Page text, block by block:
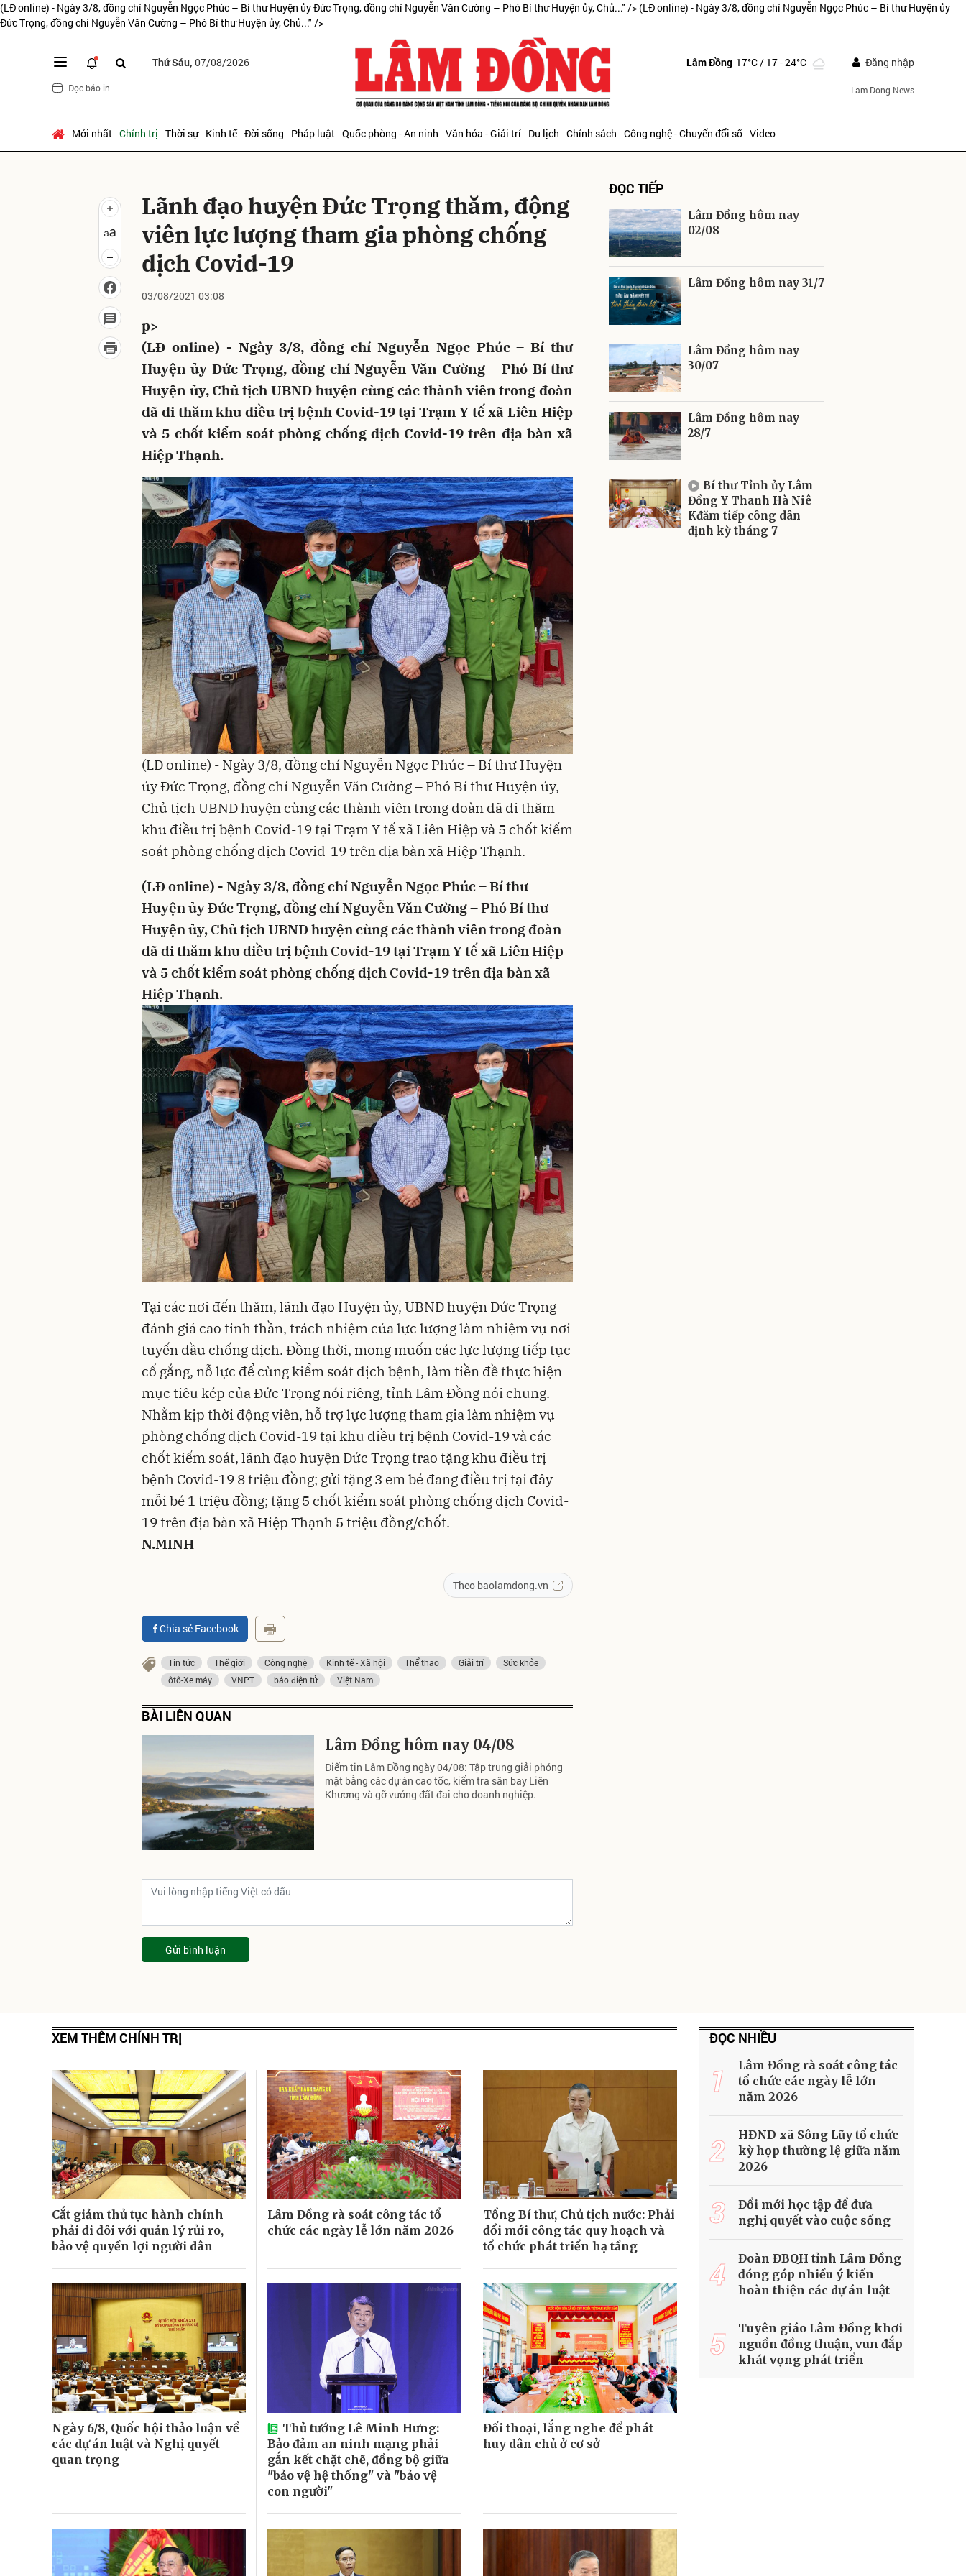
(LĐ online) - Ngày 3/8, đồng chí Nguyễn Ngọc Phúc – Bí thư Huyện ủy Đức Trọng, đồng chí Nguyễn Văn Cường – Phó Bí thư Huyện ủy, Chủ..." /> (LĐ online) - Ngày 3/8, đồng chí Nguyễn Ngọc Phúc – Bí thư Huyện ủy
Đức Trọng, đồng chí Nguyễn Văn Cường – Phó Bí thư Huyện ủy, Chủ..." />
Thứ Sáu, 07/08/2026
Đọc báo in
Lâm Đồng 17°C/ 17 - 24°C Đăng nhập
Lam Dong News
Mới nhất Chính trị Thời sự Kinh tế Đời sống Pháp luật Quốc phòng - An ninh Văn hóa - Giải trí Du lịch Chính sách Công nghệ - Chuyển đổi số Video
Lãnh đạo huyện Đức Trọng thăm, động
viên lực lượng tham gia phòng chống
dịch Covid-19
03/08/2021 03:08
p>
(LĐ online) - Ngày 3/8, đồng chí Nguyễn Ngọc Phúc – Bí thư
Huyện ủy Đức Trọng, đồng chí Nguyễn Văn Cường – Phó Bí thư
Huyện ủy, Chủ tịch UBND huyện cùng các thành viên trong đoàn
đã đi thăm khu điều trị bệnh Covid-19 tại Trạm Y tế xã Liên Hiệp
và 5 chốt kiểm soát phòng chống dịch Covid-19 trên địa bàn xã
Hiệp Thạnh.
(LĐ online) - Ngày 3/8, đồng chí Nguyễn Ngọc Phúc – Bí thư Huyện
ủy Đức Trọng, đồng chí Nguyễn Văn Cường – Phó Bí thư Huyện ủy,
Chủ tịch UBND huyện cùng các thành viên trong đoàn đã đi thăm
khu điều trị bệnh Covid-19 tại Trạm Y tế xã Liên Hiệp và 5 chốt kiểm
soát phòng chống dịch Covid-19 trên địa bàn xã Hiệp Thạnh.
(LĐ online) - Ngày 3/8, đồng chí Nguyễn Ngọc Phúc – Bí thư
Huyện ủy Đức Trọng, đồng chí Nguyễn Văn Cường – Phó Bí thư
Huyện ủy, Chủ tịch UBND huyện cùng các thành viên trong đoàn
đã đi thăm khu điều trị bệnh Covid-19 tại Trạm Y tế xã Liên Hiệp
và 5 chốt kiểm soát phòng chống dịch Covid-19 trên địa bàn xã
Hiệp Thạnh.
Tại các nơi đến thăm, lãnh đạo Huyện ủy, UBND huyện Đức Trọng
đánh giá cao tinh thần, trách nhiệm của lực lượng làm nhiệm vụ nơi
tuyến đầu chống dịch. Đồng thời, mong muốn các lực lượng tiếp tục
cố gắng, nỗ lực để cùng kiểm soát dịch bệnh, làm tiền đề thực hiện
mục tiêu kép của Đức Trọng nói riêng, tỉnh Lâm Đồng nói chung.
Nhằm kịp thời động viên, hỗ trợ lực lượng tham gia làm nhiệm vụ
phòng chống dịch Covid-19 tại khu điều trị bệnh Covid-19 và các
chốt kiểm soát, lãnh đạo huyện Đức Trọng trao tặng khu điều trị
bệnh Covid-19 8 triệu đồng; gửi tặng 3 em bé đang điều trị tại đây
mỗi bé 1 triệu đồng; tặng 5 chốt kiểm soát phòng chống dịch Covid-
19 trên địa bàn xã Hiệp Thạnh 5 triệu đồng/chốt.
N.MINH
Theo baolamdong.vn
Chia sẻ Facebook
Tin tức Thế giới Công nghệ Kinh tế - Xã hội Thể thao Giải trí
Sức khỏe
ôtô-Xe máy
VNPT báo điện tử Việt Nam
BÀI LIÊN QUAN
Lâm Đồng hôm nay 04/08
Điểm tin Lâm Đồng ngày 04/08: Tập trung giải phóng
mặt bằng các dự án cao tốc, kiểm tra sân bay Liên
Khương và gỡ vướng đất đai cho doanh nghiệp.
Gửi bình luận
ĐỌC TIẾP
Lâm Đồng hôm nay
02/08
Lâm Đồng hôm nay 31/7
Lâm Đồng hôm nay
30/07
Lâm Đồng hôm nay
28/7
Bí thư Tỉnh ủy Lâm
Đồng Y Thanh Hà Niê
Kđăm tiếp công dân
định kỳ tháng 7
XEM THÊM CHÍNH TRỊ
Cắt giảm thủ tục hành chính
phải đi đôi với quản lý rủi ro,
bảo vệ quyền lợi người dân
Lâm Đồng rà soát công tác tổ
chức các ngày lễ lớn năm 2026
Tổng Bí thư, Chủ tịch nước: Phải
đổi mới công tác quy hoạch và
tổ chức phát triển hạ tầng
Ngày 6/8, Quốc hội thảo luận về
các dự án luật và Nghị quyết
quan trọng
Thủ tướng Lê Minh Hưng:
Bảo đảm an ninh mạng phải
gắn kết chặt chẽ, đồng bộ giữa
"bảo vệ hệ thống" và "bảo vệ
con người"
Đối thoại, lắng nghe để phát
huy dân chủ ở cơ sở
ĐỌC NHIỀU
1
Lâm Đồng rà soát công tác
tổ chức các ngày lễ lớn
năm 2026
2
HĐND xã Sông Lũy tổ chức
kỳ họp thường lệ giữa năm
2026
3
Đổi mới học tập để đưa
nghị quyết vào cuộc sống
4
Đoàn ĐBQH tỉnh Lâm Đồng
đóng góp nhiều ý kiến
hoàn thiện các dự án luật
5
Tuyên giáo Lâm Đồng khơi
nguồn đồng thuận, vun đắp
khát vọng phát triển
Gửi bình luận
Gửi